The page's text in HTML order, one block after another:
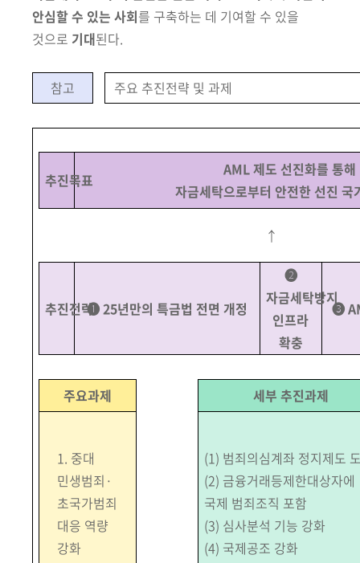
안심할 수 있는 사회를 구축하는 데 기여할 수 있을
것으로 기대된다.
참고 주요 추진전략 및 과제
추진목표
AML 제도 선진화를 통해
자금세탁으로부터 안전한 선진 국
↑
추진전략➊ 25년만의 특금법 전면 개정
➋
자금세탁방지
인프라
확충
➌
주요과제 세부 추진과제
1. 중대
민생범죄·
초국가범죄
대응 역량
강화
(1) 범죄의심계좌 정지제도
(2) 금융거래등제한대상자에
국제 범죄조직 포함
(3) 심사분석 기능 강화
(4) 국제공조 강화